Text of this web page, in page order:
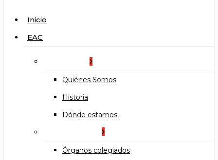
search
Menu
Inicio
EAC
Quiénes Somos
Historia
Dónde estamos
Órganos colegiados